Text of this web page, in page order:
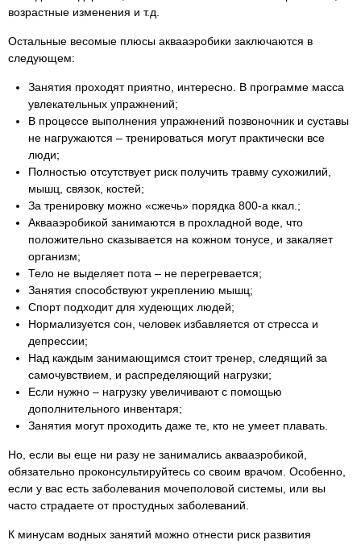
возрастные изменения и т.д.
Остальные весомые плюсы аквааэробики заключаются в
следующем:
Занятия проходят приятно, интересно. В программе масса
увлекательных упражнений;
В процессе выполнения упражнений позвоночник и суставы
не нагружаются – тренироваться могут практически все
люди;
Полностью отсутствует риск получить травму сухожилий,
мышц, связок, костей;
За тренировку можно «сжечь» порядка 800-а ккал.;
Аквааэробикой занимаются в прохладной воде, что
положительно сказывается на кожном тонусе, и закаляет
организм;
Тело не выделяет пота – не перегревается;
Занятия способствуют укреплению мышц;
Спорт подходит для худеющих людей;
Нормализуется сон, человек избавляется от стресса и
депрессии;
Над каждым занимающимся стоит тренер, следящий за
самочувствием, и распределяющий нагрузки;
Если нужно – нагрузку увеличивают с помощью
дополнительного инвентаря;
Занятия могут проходить даже те, кто не умеет плавать.
Но, если вы еще ни разу не занимались аквааэробикой,
обязательно проконсультируйтесь со своим врачом. Особенно,
если у вас есть заболевания мочеполовой системы, или вы
часто страдаете от простудных заболеваний.
К минусам водных занятий можно отнести риск развития